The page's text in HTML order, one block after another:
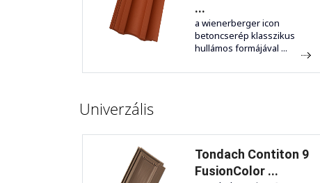
...
a wienerberger icon
betoncserép klasszikus
hullámos formájával ...
Univerzális
Tondach Contiton 9
FusionColor ...